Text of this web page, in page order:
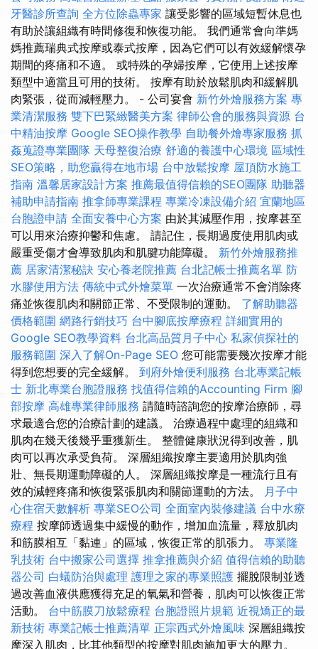
牙醫診所查詢 全方位除蟲專家 讓受影響的區域短暫休息也
有助於讓組織有時間修復和恢復功能。 我們通常會向準媽
媽推薦瑞典式按摩或泰式按摩，因為它們可以有效緩解懷孕
期間的疼痛和不適。 或特殊的孕婦按摩，它使用上述按摩
類型中適當且可用的技術。 按摩有助於放鬆肌肉和緩解肌
肉緊張，從而減輕壓力。 - 公司宴會 新竹外燴服務方案 專
業清潔服務 雙下巴緊緻醫美方案 律師公會的服務與資源 台
中精油按摩 Google SEO操作教學 自助餐外燴專家服務 抓
姦蒐證專業團隊 天母整復治療 舒適的養護中心環境 區域性
SEO策略，助您贏得在地市場 台中放鬆按摩 屋頂防水施工
指南 溫馨居家設計方案 推薦最值得信賴的SEO團隊 助聽器
補助申請指南 推拿師專業課程 專業冷凍設備介紹 宜蘭地區
台胞證申請 全面安養中心方案 由於其減壓作用，按摩甚至
可以用來治療抑鬱和焦慮。 請記住，長期過度使用肌肉或
嚴重受傷才會導致肌肉和肌腱功能障礙。 新竹外燴服務推
薦 居家清潔秘訣 安心養老院推薦 台北記帳士推薦名單 防
水膠使用方法 傳統中式外燴菜單 一次治療通常不會消除疼
痛並恢復肌肉和關節正常、不受限制的運動。 了解助聽器
價格範圍 網路行銷技巧 台中腳底按摩療程 詳細實用的
Google SEO教學資料 台北高品質月子中心 私家偵探社的
服務範圍 深入了解On-Page SEO 您可能需要幾次按摩才能
得到您想要的完全緩解。 到府外燴便利服務 台北專業記帳
士 新北專業台胞證服務 找值得信賴的Accounting Firm 腳
部按摩 高雄專業律師服務 請隨時諮詢您的按摩治療師，尋
求最適合您的治療計劃的建議。 治療過程中處理的組織和
肌肉在幾天後幾乎重獲新生。 整體健康狀況得到改善，肌
肉可以再次承受負荷。 深層組織按摩主要適用於肌肉強
壯、無長期運動障礙的人。 深層組織按摩是一種流行且有
效的減輕疼痛和恢復緊張肌肉和關節運動的方法。 月子中
心住宿天數解析 專業SEO公司 全面室內裝修建議 台中水療
療程 按摩師透過集中緩慢的動作，增加血流量，釋放肌肉
和筋膜相互「黏連」的區域，恢復正常的肌張力。 專業隆
乳技術 台中搬家公司選擇 推拿推薦與介紹 值得信賴的助聽
器公司 白蟻防治與處理 護理之家的專業照護 擺脫限制並透
過改善血液供應獲得充足的氧氣和營養，肌肉可以恢復正常
活動。 台中筋膜刀放鬆療程 台胞證照片規範 近視矯正的最
新技術 專業記帳士推薦清單 正宗西式外燴風味 深層組織按
摩深入肌肉，比其他類型的按摩對肌肉施加更大的壓力。